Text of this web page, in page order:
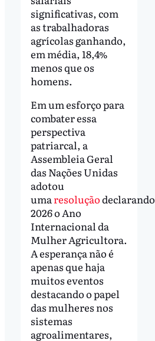
significativas, com
as trabalhadoras
agrícolas ganhando,
em média, 18,4%
menos que os
homens.
Em um esforço para
combater essa
perspectiva
patriarcal, a
Assembleia Geral
das Nações Unidas
adotou
uma resoluçãodeclarando
2026 o Ano
Internacional da
Mulher Agricultora.
A esperança não é
apenas que haja
muitos eventos
destacando o papel
das mulheres nos
sistemas
agroalimentares,